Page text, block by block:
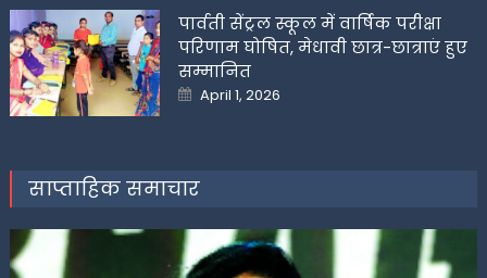
पार्वती सेंट्रल स्कूल में वार्षिक परीक्षा
परिणाम घोषित, मेधावी छात्र-छात्राएं हुए
सम्मानित
Posted
on
April 1, 2026
साप्ताहिक समाचार